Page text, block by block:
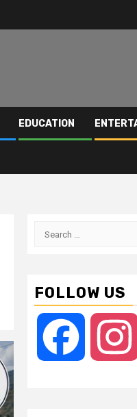
EDUCATION
Search
FOLLOW US
Facebook